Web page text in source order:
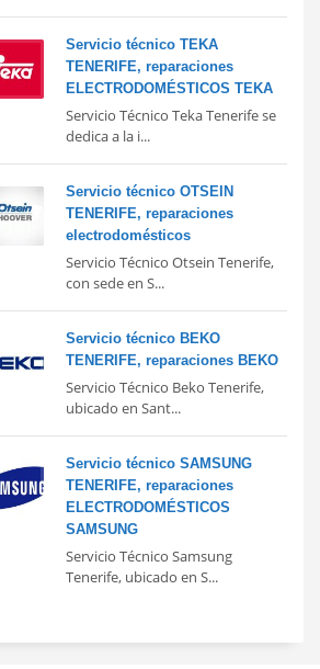
Servicio técnico TEKA
TENERIFE, reparaciones
ELECTRODOMÉSTICOS TEKA
Servicio Técnico Teka Tenerife se
dedica a la i...
Servicio técnico OTSEIN
TENERIFE, reparaciones
electrodomésticos
Servicio Técnico Otsein Tenerife,
con sede en S...
Servicio técnico BEKO
TENERIFE, reparaciones BEKO
Servicio Técnico Beko Tenerife,
ubicado en Sant...
Servicio técnico SAMSUNG
TENERIFE, reparaciones
ELECTRODOMÉSTICOS
SAMSUNG
Servicio Técnico Samsung
Tenerife, ubicado en S...